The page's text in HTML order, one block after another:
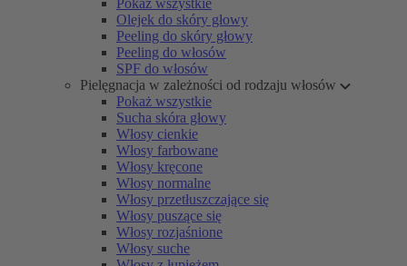
Pokaż wszystkie
Olejek do skóry głowy
Peeling do skóry głowy
Peeling do włosów
SPF do włosów
Pielęgnacja w zależności od rodzaju włosów
Pokaż wszystkie
Sucha skóra głowy
Włosy cienkie
Włosy farbowane
Włosy kręcone
Włosy normalne
Włosy przetłuszczające się
Włosy puszące się
Włosy rozjaśnione
Włosy suche